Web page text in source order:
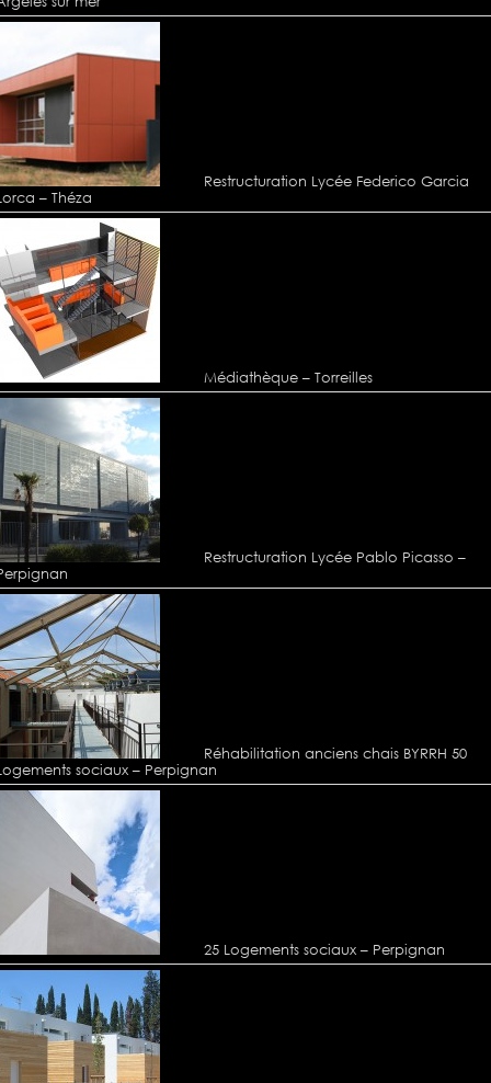
Restructuration Lycée Federico Garcia
– Théza
Médiathèque – Torreilles
Restructuration Lycée Pablo Picasso –
Réhabilitation anciens chais BYRRH 50
sociaux – Perpignan
25 Logements sociaux – Perpignan